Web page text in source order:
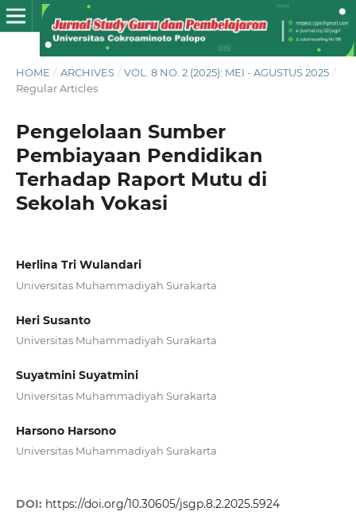
HOME / ARCHIVES / VOL. 8 NO. 2 (2025): MEI - AGUSTUS 2025 /
Regular Articles
Pengelolaan Sumber
Pembiayaan Pendidikan
Terhadap Raport Mutu di
Sekolah Vokasi
Herlina Tri Wulandari
Universitas Muhammadiyah Surakarta
Heri Susanto
Universitas Muhammadiyah Surakarta
Suyatmini Suyatmini
Universitas Muhammadiyah Surakarta
Harsono Harsono
Universitas Muhammadiyah Surakarta
DOI: https://doi.org/10.30605/jsgp.8.2.2025.5924